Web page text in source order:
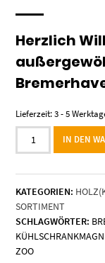
Herzlich
Lieferzeit:3 - 5
Holzmagnet
„Zoo
Meer
Bremerhaven"
-
Eisbären
-
Motiv
IN DEN
KATEGORIEN:
SORTIMENT
SCHLAGWÖRTER:
ZOO